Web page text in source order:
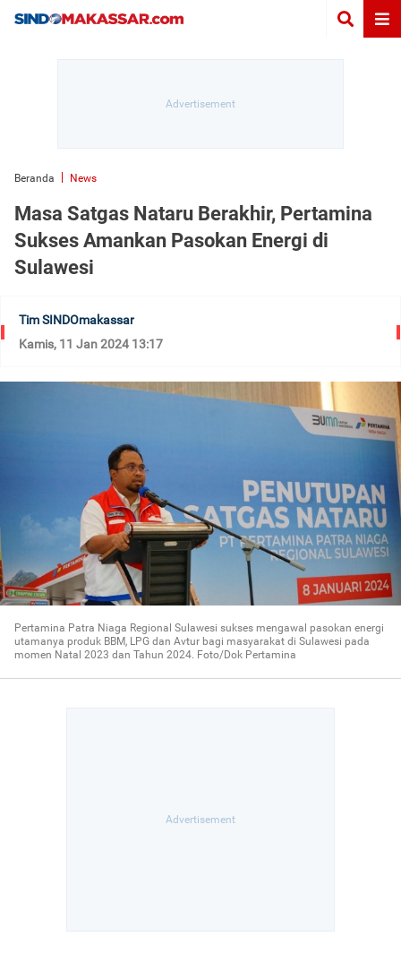
Beranda News
Masa Satgas Nataru Berakhir, Pertamina
Sukses Amankan Pasokan Energi di
Sulawesi
Tim SINDOmakassar
Kamis, 11 Jan 2024 13:17
Pertamina Patra Niaga Regional Sulawesi sukses mengawal pasokan energi
utamanya produk BBM, LPG dan Avtur bagi masyarakat di Sulawesi pada
momen Natal 2023 dan Tahun 2024. Foto/Dok Pertamina